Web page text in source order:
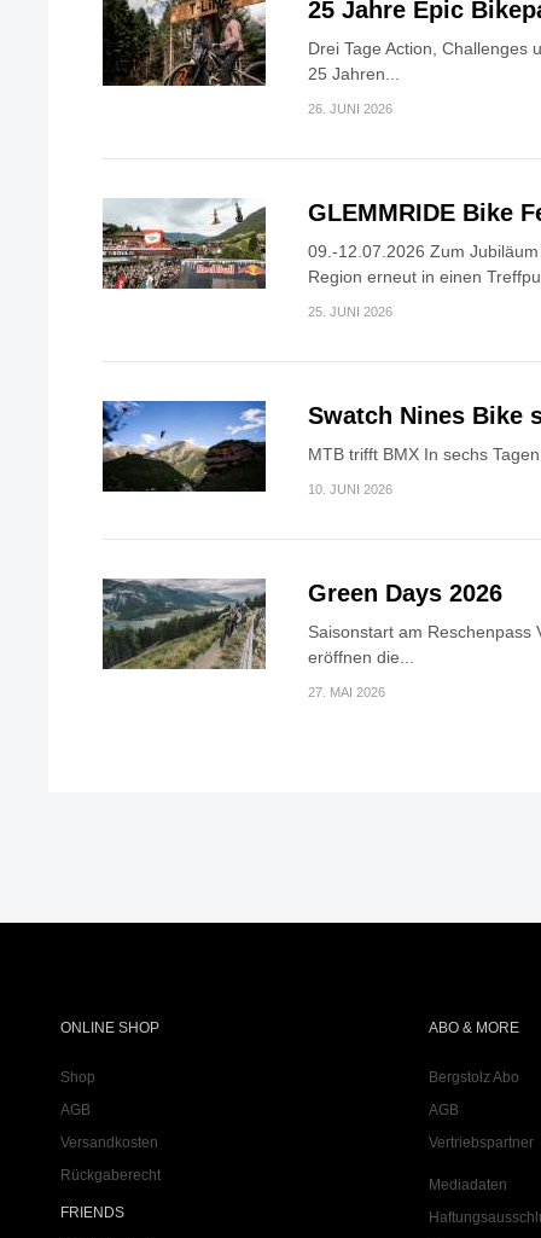
25 Jahre Epic
Drei Tage Action, Challenges
25 Jahren...
26. JUNI 2026
GLEMMRIDE Bike
09.-12.07.2026 Zum
Region erneut in einen
25. JUNI 2026
Swatch Nines Bike
MTB trifft BMX In sechs
10. JUNI 2026
Green Days 2026
Saisonstart am Reschenpass
eröffnen die...
27. MAI 2026
ONLINE SHOP
Shop
AGB
Versandkosten
Rückgaberecht
FRIENDS
ABO & MORE
Bergstolz Abo
AGB
Vertriebspartner
Mediadaten